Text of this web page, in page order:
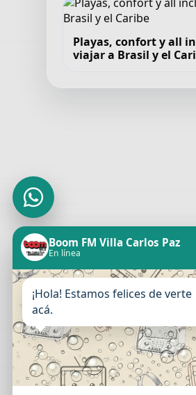
Playas, confort y all
viajar a Brasil y el
Boom FM
Boom FM Villa Carlos Paz
En línea
¡Hola! Estamos felices de verte
acá.